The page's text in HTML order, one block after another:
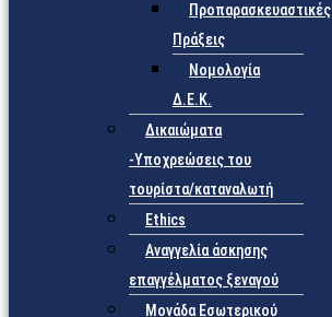
Προπαρασκευαστικές
Πράξεις
Νομολογία
Δ.Ε.Κ.
Δικαιώματα
-Υποχρεώσεις του
τουρίστα/καταναλωτή
Ethics
Αναγγελία άσκησης
επαγγέλματος ξεναγού
Μονάδα Εσωτερικού